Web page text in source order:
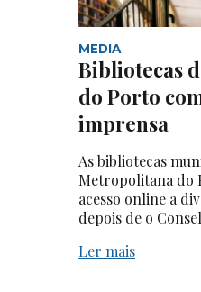
MEDIA
Bibliotecas
do Porto
imprensa
As bibliotecas
Metropolitana do
acesso online a
depois de o
Ler mais